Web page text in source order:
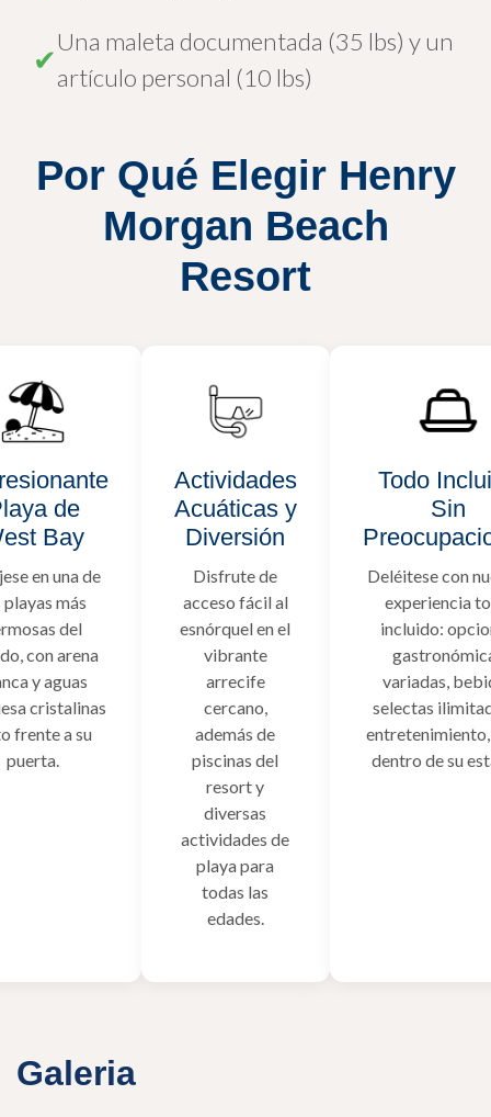
✔
Una maleta documentada (35 lbs) y un
artículo personal (10 lbs)
Por Qué Elegir Henry
Morgan Beach
Resort
de
Bay
en una de
playas más
del
con arena
y aguas
cristalinas
frente a su
puerta.
Actividades
Acuáticas y
Diversión
Disfrute de
acceso fácil al
esnórquel en el
vibrante
arrecife
cercano,
además de
piscinas del
resort y
diversas
actividades de
playa para
todas las
edades.
Todo
Sin
Deléitese con
experiencia
incluido:
variadas,
selectas
dentro de su
Galeria